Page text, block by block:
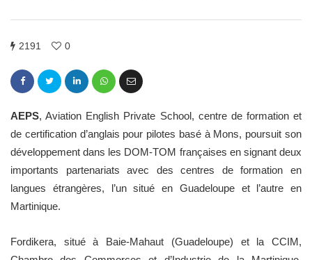
2191 0
AEPS, Aviation English Private School, centre de formation et
de certification d’anglais pour pilotes basé à Mons, poursuit son
développement dans les DOM-TOM françaises en signant deux
importants partenariats avec des centres de formation en
langues étrangères, l’un situé en Guadeloupe et l’autre en
Martinique.
Fordikera, situé à Baie-Mahaut (Guadeloupe) et la CCIM,